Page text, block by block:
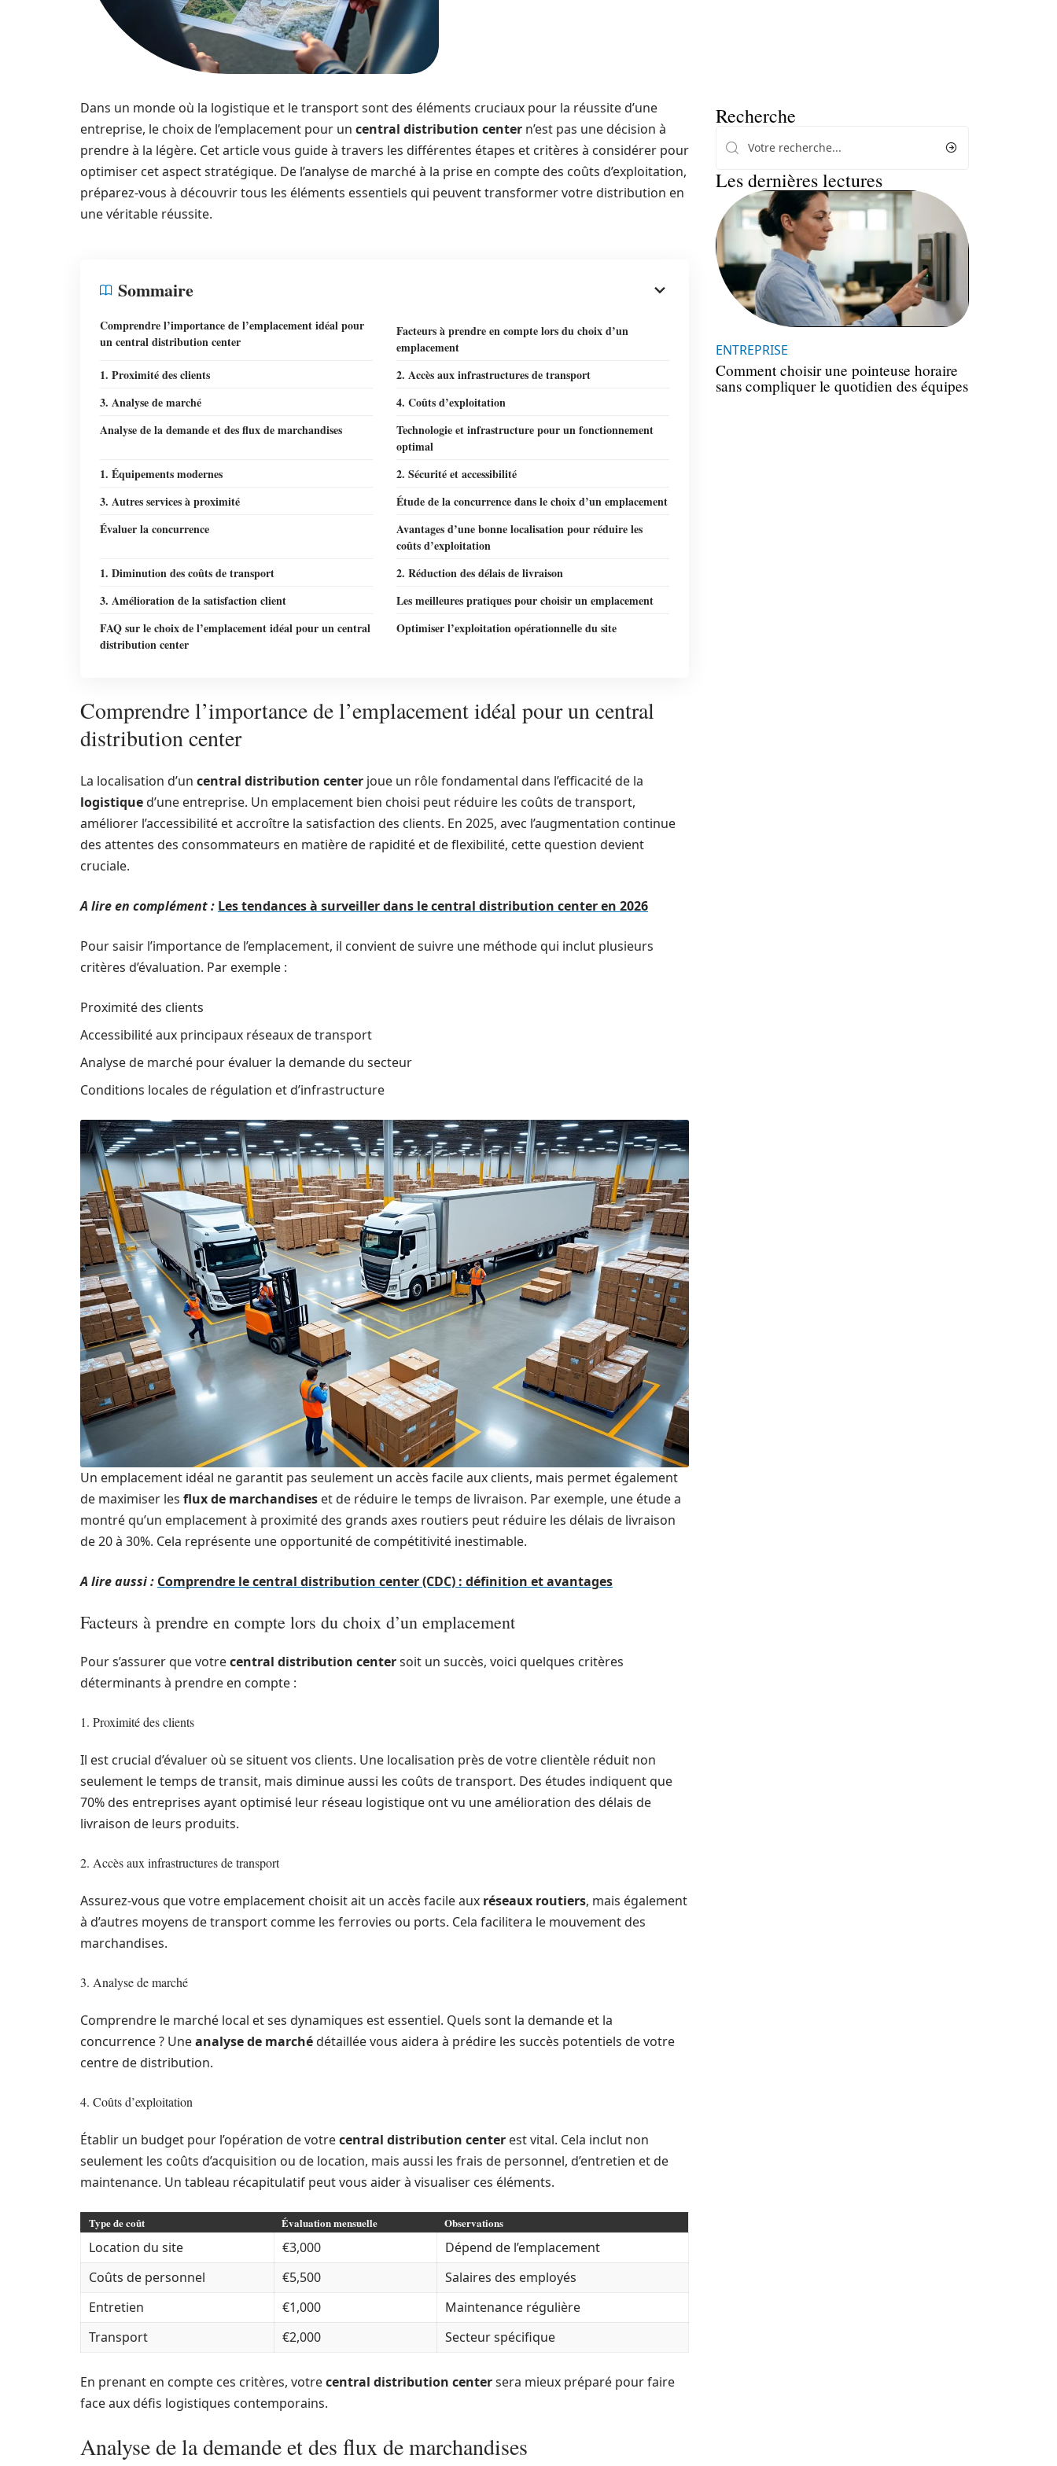
Dans un monde où la logistique et le transport sont des éléments cruciaux pour la réussite d’une
entreprise, le choix de l’emplacement pour un central distribution center n’est pas une décision à
prendre à la légère. Cet article vous guide à travers les différentes étapes et critères à considérer pour
optimiser cet aspect stratégique. De l’analyse de marché à la prise en compte des coûts d’exploitation,
préparez-vous à découvrir tous les éléments essentiels qui peuvent transformer votre distribution en
une véritable réussite.
Sommaire
Comprendre l’importance de l’emplacement idéal pour
un central distribution center
Facteurs à prendre en compte lors du choix d’un
emplacement
1. Proximité des clients
2. Accès aux infrastructures de transport
3. Analyse de marché
4. Coûts d’exploitation
Analyse de la demande et des flux de marchandises
Technologie et infrastructure pour un fonctionnement
optimal
1. Équipements modernes
2. Sécurité et accessibilité
3. Autres services à proximité
Étude de la concurrence dans le choix d’un emplacement
Évaluer la concurrence
Avantages d’une bonne localisation pour réduire les
coûts d’exploitation
1. Diminution des coûts de transport
2. Réduction des délais de livraison
3. Amélioration de la satisfaction client
Les meilleures pratiques pour choisir un emplacement
FAQ sur le choix de l’emplacement idéal pour un central
distribution center
Optimiser l’exploitation opérationnelle du site
Comprendre l’importance de l’emplacement idéal pour un central
distribution center
La localisation d’un central distribution center joue un rôle fondamental dans l’efficacité de la
logistiqued’une entreprise. Un emplacement bien choisi peut réduire les coûts de transport,
améliorer l’accessibilité et accroître la satisfaction des clients. En 2025, avec l’augmentation continue
des attentes des consommateurs en matière de rapidité et de flexibilité, cette question devient
cruciale.
A lire en complément : Les tendances à surveiller dans le central distribution center en 2026
Pour saisir l’importance de l’emplacement, il convient de suivre une méthode qui inclut plusieurs
critères d’évaluation. Par exemple :
Proximité des clients
Accessibilité aux principaux réseaux de transport
Analyse de marché pour évaluer la demande du secteur
Conditions locales de régulation et d’infrastructure
Un emplacement idéal ne garantit pas seulement un accès facile aux clients, mais permet également
de maximiser les flux de marchandises et de réduire le temps de livraison. Par exemple, une étude a
montré qu’un emplacement à proximité des grands axes routiers peut réduire les délais de livraison
de 20 à 30%. Cela représente une opportunité de compétitivité inestimable.
A lire aussi : Comprendre le central distribution center (CDC) : définition et avantages
Facteurs à prendre en compte lors du choix d’un emplacement
Pour s’assurer que votrecentral distribution centersoit un succès, voici quelques critères
déterminants à prendre en compte :
1. Proximité des clients
Il est crucial d’évaluer où se situent vos clients. Une localisation près de votre clientèle réduit non
seulement le temps de transit, mais diminue aussi les coûts de transport. Des études indiquent que
70% des entreprises ayant optimisé leur réseau logistique ont vu une amélioration des délais de
livraison de leurs produits.
2. Accès aux infrastructures de transport
Assurez-vous que votre emplacement choisit ait un accès facile aux réseaux routiers, mais également
à d’autres moyens de transport comme les ferrovies ou ports. Cela facilitera le mouvement des
marchandises.
3. Analyse de marché
Comprendre le marché local et ses dynamiques est essentiel. Quels sont la demande et la
concurrence ? Uneanalyse de marchédétaillée vous aidera à prédire les succès potentiels de votre
centre de distribution.
4. Coûts d’exploitation
Établir un budget pour l’opération de votrecentral distribution center est vital. Cela inclut non
seulement les coûts d’acquisition ou de location, mais aussi les frais de personnel, d’entretien et de
maintenance. Un tableau récapitulatif peut vous aider à visualiser ces éléments.
Type de coût Évaluation mensuelle Observations
Location du site €3,000
Dépend de l’emplacement
Coûts de personnel
€5,500
Salaires des employés
Entretien
€1,000
Maintenance régulière
Transport
€2,000 Secteur spécifique
En prenant en compte ces critères, votrecentral distribution centersera mieux préparé pour faire
face aux défis logistiques contemporains.
Analyse de la demande et des flux de marchandises
Recherche
Les dernières lectures
ENTREPRISE
Comment choisir une pointeuse horaire
sans compliquer le quotidien des équipes